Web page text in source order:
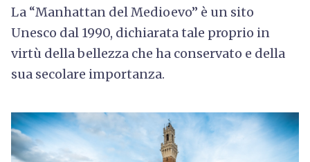
La “Manhattan del Medioevo” è un sito
Unesco dal 1990, dichiarata tale proprio in
virtù della bellezza che ha conservato e della
sua secolare importanza.